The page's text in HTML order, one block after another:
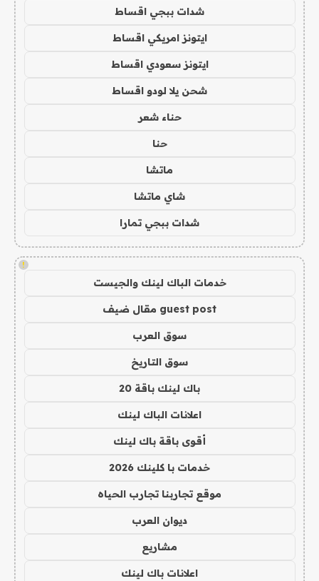
شدات ببجي اقساط
ايتونز امريكي اقساط
ايتونز سعودي اقساط
شحن يلا لودو اقساط
حناء شعر
حنا
ماتشا
شاي ماتشا
شدات ببجي تمارا
!
خدمات الباك لينك والجيست
guest post مقال ضيف
سوق العرب
سوق التاريخ
باك لينك باقة 20
اعلانات الباك لينك
أقوى باقة باك لينك
خدمات با كلينك 2026
موقع تجاربنا تجارب الحياه
ديوان العرب
مشاريع
اعلانات باك لينك